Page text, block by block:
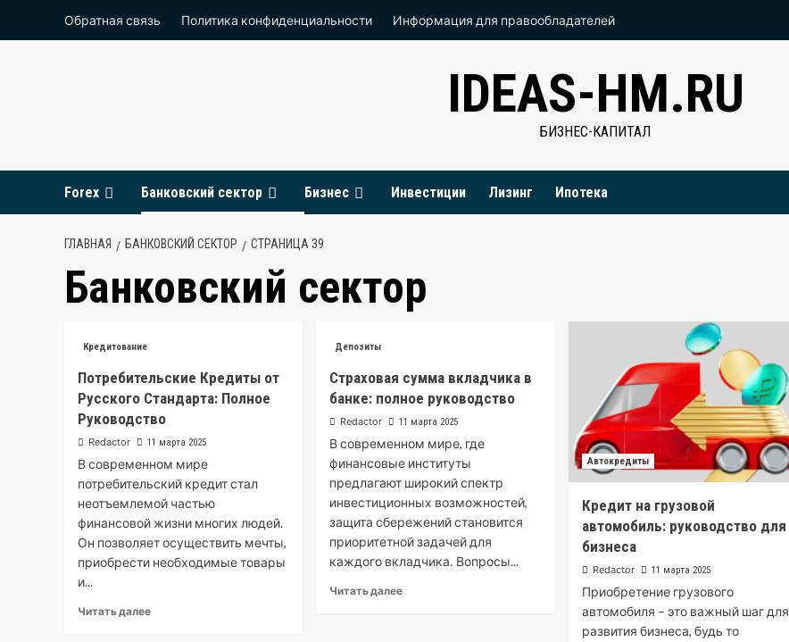
Обратная связь Политика конфиденциальности Информация для правообладателей
IDEAS-HM.RU
БИЗНЕС-КАПИТАЛ
Forex Банковский сектор Бизнес Инвестиции Лизинг Ипотека
ГЛАВНАЯ БАНКОВСКИЙ СЕКТОР СТРАНИЦА 39
Банковский сектор
Кредитование
Потребительские Кредиты от
Русского Стандарта: Полное
Руководство
Redactor 11 марта 2025
В современном мире
потребительский кредит стал
неотъемлемой частью
финансовой жизни многих людей.
Он позволяет осуществить мечты,
приобрести необходимые товары
и...
Читать далее
Депозиты
Страховая сумма вкладчика в
банке: полное руководство
Redactor 11 марта 2025
В современном мире, где
финансовые институты
предлагают широкий спектр
инвестиционных возможностей,
защита сбережений становится
приоритетной задачей для
каждого вкладчика․ Вопросы...
Читать далее
Автокредиты
Кредит на грузовой
автомобиль: руководство для
бизнеса
Redactor 11 марта 2025
Приобретение грузового
автомобиля – это важный шаг для
развития бизнеса, будь то